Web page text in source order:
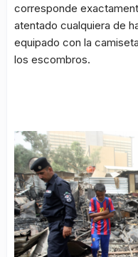
corresponde
atentado cualquiera de
equipado con la
los escombros.